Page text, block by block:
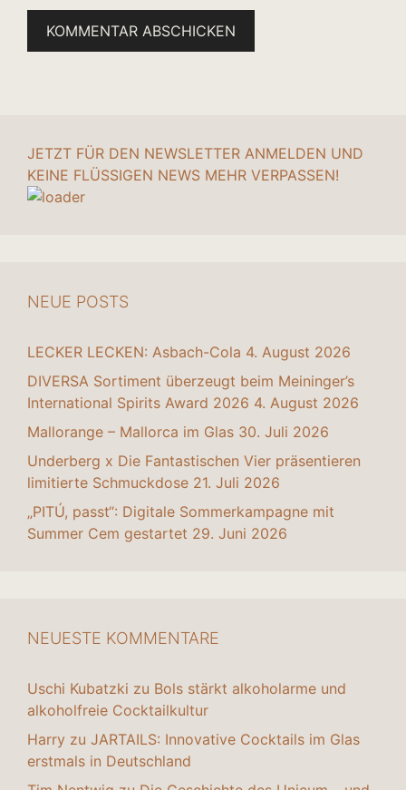
JETZT FÜR DEN NEWSLETTER ANMELDEN UND
KEINE FLÜSSIGEN NEWS MEHR VERPASSEN!
NEUE POSTS
LECKER LECKEN: Asbach-Cola 4. August 2026
DIVERSA Sortiment überzeugt beim Meininger’s
International Spirits Award 2026 4. August 2026
Mallorange – Mallorca im Glas 30. Juli 2026
Underberg x Die Fantastischen Vier präsentieren
limitierte Schmuckdose 21. Juli 2026
„PITÚ, passt“: Digitale Sommerkampagne mit
Summer Cem gestartet 29. Juni 2026
NEUESTE KOMMENTARE
Uschi Kubatzki zu Bols stärkt alkoholarme und
alkoholfreie Cocktailkultur
Harry zu JARTAILS: Innovative Cocktails im Glas
erstmals in Deutschland